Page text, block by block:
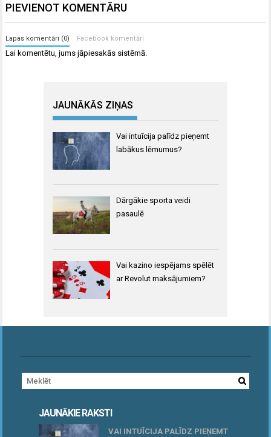
PIEVIENOT KOMENTĀRU
Lapas komentāri (0) Facebook komentāri
Lai komentētu, jumsjāpiesakās sistēmā.
JAUNĀKĀS ZIŅAS
Vai intuīcija palīdz pieņemt
labākus lēmumus?
Dārgākie sporta veidi
pasaulē
Vai kazino iespējams spēlēt
ar Revolut maksājumiem?
JAUNĀKIE RAKSTI
VAI INTUĪCIJA PALĪDZ PIEŅEMT